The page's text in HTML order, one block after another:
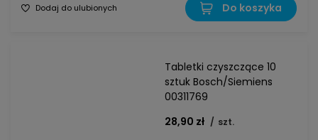
Dodaj do ulubionych Do koszyka
Tabletki czyszczące 10
sztuk Bosch/Siemiens
00311769
28,90 zł / szt.